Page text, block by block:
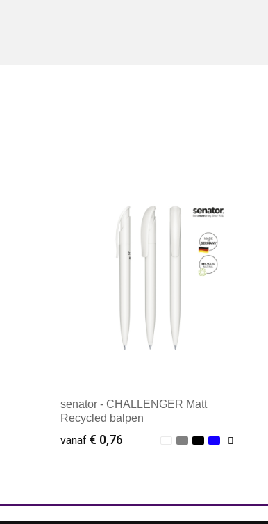
senator - CHALLENGER Matt
Recycled balpen
vanaf € 0,76